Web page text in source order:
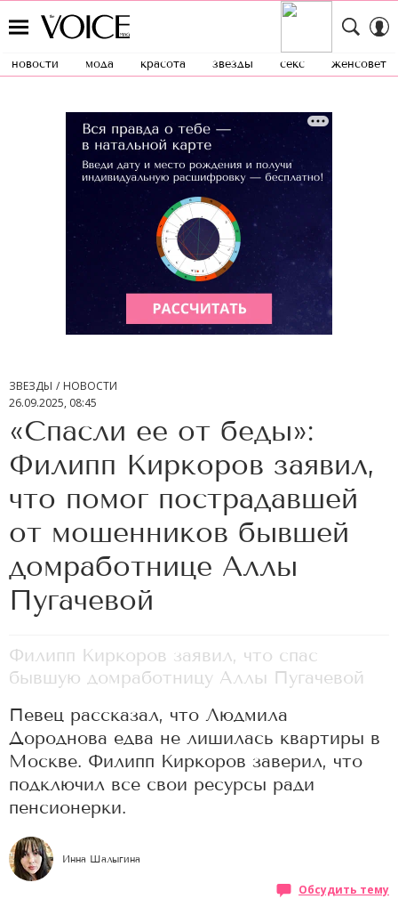
новости мода красота звезды секс женсовет
ЗВЕЗДЫ
НОВОСТИ
26.09.2025, 08:45
«Спасли ее от беды»:
Филипп Киркоров заявил,
что помог пострадавшей
от мошенников бывшей
домработнице Аллы
Пугачевой
Филипп Киркоров заявил, что спас
бывшую домработницу Аллы Пугачевой
Певец рассказал, что Людмила
Дороднова едва не лишилась квартиры в
Москве. Филипп Киркоров заверил, что
подключил все свои ресурсы ради
пенсионерки.
Инна Шалыгина
Обсудить тему